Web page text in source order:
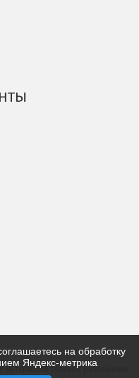
материалов только с разрешения
на обработку
Яндекс-метрика